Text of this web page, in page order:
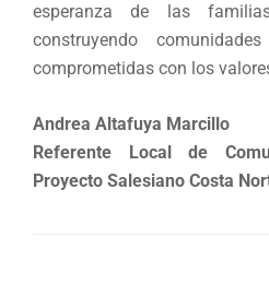
esperanza de las
construyendo
comprometidas con los
Andrea Altafuya Marcillo
Referente Local de
Proyecto Salesiano Costa